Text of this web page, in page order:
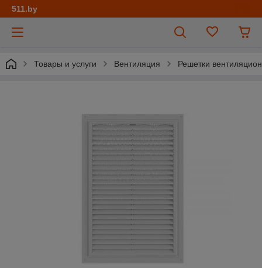
511.by
Товары и услуги Вентиляция Решетки